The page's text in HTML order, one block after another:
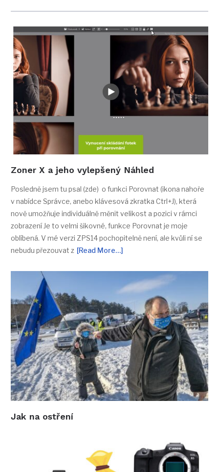
Zoner X a jeho vylepšený Náhled
Posledně jsem tu psal (zde) o funkci Porovnat (ikona nahoře
v nabídce Správce, anebo klávesová zkratka Ctrl+J), která
nově umožňuje individuálně měnit velikost a pozici v rámci
zobrazení Je to velmi šikovné, funkce Porovnat je moje
oblíbená. V mé verzi ZPS14 pochopitelně není, ale kvůli ní se
nebudu přezouvat z [Read More…]
Jak na ostření